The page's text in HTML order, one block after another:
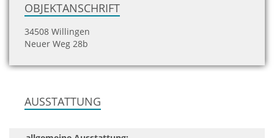
OBJEKTANSCHRIFT
34508 Willingen
Neuer Weg 28b
AUSSTATTUNG